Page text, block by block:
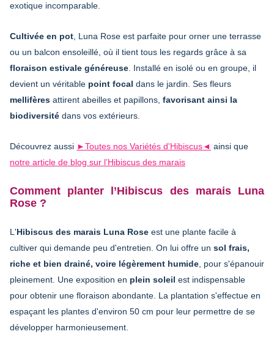
exotique incomparable.
Cultivée en pot , Luna Rose est parfaite pour orner une terrasse
ou un balcon ensoleillé, où il tient tous les regards grâce à sa
floraison estivale généreuse . Installé en isolé ou en groupe, il
devient un véritable point focal dans le jardin. Ses fleurs
mellifères attirent abeilles et papillons, favorisant ainsi la
biodiversité dans vos extérieurs.
Découvrez aussi ►Toutes nos Variétés d'Hibiscus◄ ainsi que
notre article de blog sur l’Hibiscus des marais
Comment planter l’Hibiscus des marais Luna
Rose ?
L'Hibiscus des marais Luna Rose est une plante facile à
cultiver qui demande peu d'entretien. On lui offre un sol frais,
riche et bien drainé, voire légèrement humide , pour s'épanouir
pleinement. Une exposition en plein soleil est indispensable
pour obtenir une floraison abondante. La plantation s'effectue en
espaçant les plantes d'environ 50 cm pour leur permettre de se
développer harmonieusement.